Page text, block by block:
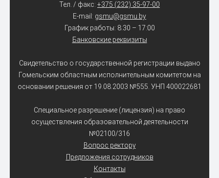
Тел. / факс: +375 (232) 35-97-00
E-mail: gsmu@gsmu.by
График работы: 8:30 – 17:00
Банковские реквизиты
Свидетельство о государственной регистрации выдано
Гомельским областным исполнительным комитетом на
основании решения от 19.08.2003 №555. УНП 400022681
Специальное разрешение (лицензия) на право
осуществления образовательной деятельности
№02100/316
Вопрос ректору
Предложения сотрудников
Контакты